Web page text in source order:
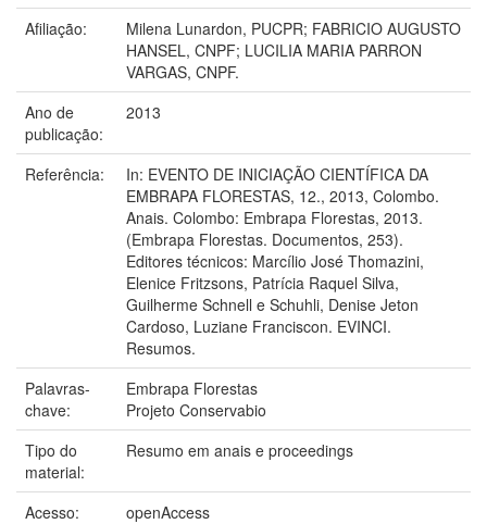
Afiliação:
Milena Lunardon, PUCPR; FABRICIO AUGUSTO
HANSEL, CNPF; LUCILIA MARIA PARRON
VARGAS, CNPF.
Ano de
publicação:
2013
Referência:
In: EVENTO DE INICIAÇÃO CIENTÍFICA DA
EMBRAPA FLORESTAS, 12., 2013, Colombo.
Anais. Colombo: Embrapa Florestas, 2013.
(Embrapa Florestas. Documentos, 253).
Editores técnicos: Marcílio José Thomazini,
Elenice Fritzsons, Patrícia Raquel Silva,
Guilherme Schnell e Schuhli, Denise Jeton
Cardoso, Luziane Franciscon. EVINCI.
Resumos.
Palavras-
chave:
Embrapa Florestas
Projeto Conservabio
Tipo do
material:
Resumo em anais e proceedings
Acesso:
openAccess